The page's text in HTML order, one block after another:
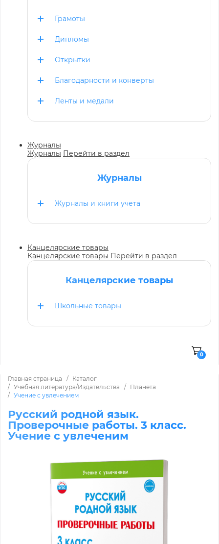
Грамоты
Дипломы
Открытки
Благодарности и конверты
Ленты и медали
Журналы
Журналы Перейти в раздел
Журналы
Журналы и книги учета
Канцелярские товары
Канцелярские товары Перейти в раздел
Канцелярские товары
Школьные товары
0
Главная страница
Каталог
Учебная литература/Издательства
Планета
Учение с увлечением
Русский родной язык.
Проверочные работы. 3 класс.
Учение с увлеченим